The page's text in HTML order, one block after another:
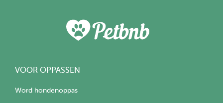
VOOR OPPASSEN
Word hondenoppas